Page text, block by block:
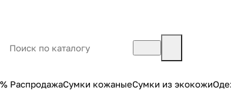
% РаспродажаСумки кожаныеСумки из экокожи